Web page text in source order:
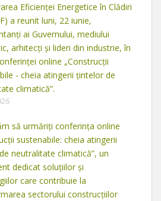
Eficienței Energetice în Clădiri
a reunit luni, 22 iunie,
ai Guvernului, mediului
arhitecți și lideri din industrie, în
online „Construcții
- cheia atingerii țintelor de
climatică”.
să urmăriți conferința online
sustenabile: cheia atingerii
neutralitate climatică”, un
dedicat soluțiilor și
care contribuie la
sectorului construcțiilor